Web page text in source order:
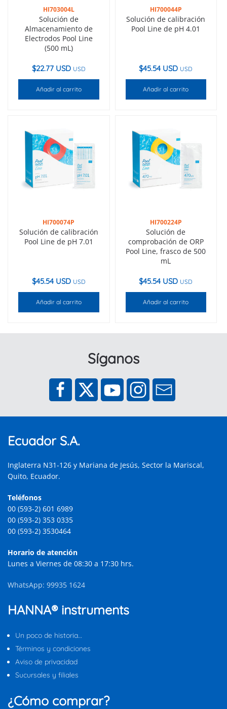
HI703004L
Solución de
Almacenamiento de
Electrodos Pool Line
(500 mL)
$22.77 USD USD
Añadir al carrito
HI700044P
Solución de calibración
Pool Line de pH 4.01
$45.54 USD USD
Añadir al carrito
HI700074P
Solución de calibración
Pool Line de pH 7.01
$45.54 USD USD
Añadir al carrito
HI700224P
Solución de
comprobación de ORP
Pool Line, frasco de 500
mL
$45.54 USD USD
Añadir al carrito
Síganos
Ecuador S.A.
Inglaterra N31-126 y Mariana de Jesús, Sector la Mariscal,
Quito, Ecuador.
Teléfonos
00 (593-2) 601 6989
00 (593-2) 353 0335
00 (593-2) 3530464
Horario de atención
Lunes a Viernes de 08:30 a 17:30 hrs.
WhatsApp: 99935 1624
HANNA® instruments
Un poco de historia…
Términos y condiciones
Aviso de privacidad
Sucursales y filiales
¿Cómo comprar?